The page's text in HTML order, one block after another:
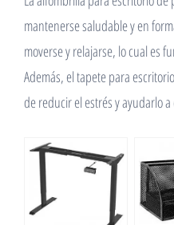
mantenerse saludable y en
moverse y relajarse, lo cual es
Además, el tapete para
de reducir el estrés y ayudarlo